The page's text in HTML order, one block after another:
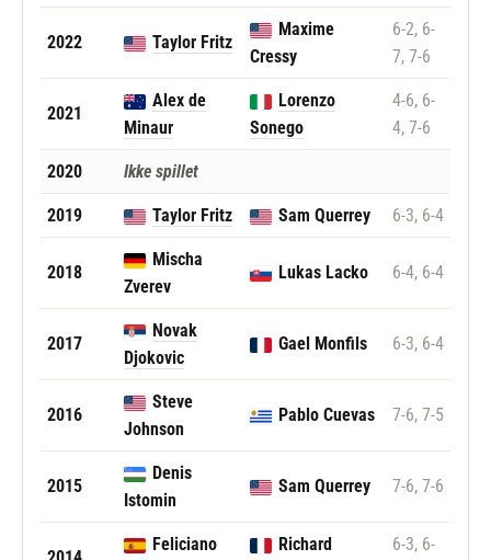
2022 Taylor Fritz
Maxime
Cressy
6-2, 6-
7, 7-6
2021
Alex de
Minaur
Lorenzo
Sonego
4-6, 6-
4, 7-6
2020 Ikke spillet
2019 Taylor Fritz Sam Querrey 6-3, 6-4
2018
Mischa
Zverev
Lukas Lacko 6-4, 6-4
2017
Novak
Djokovic
Gael Monfils 6-3, 6-4
2016
Steve
Johnson
Pablo Cuevas 7-6, 7-5
2015
Denis
Istomin
Sam Querrey 7-6, 7-6
Feliciano
Richard
6-3, 6-